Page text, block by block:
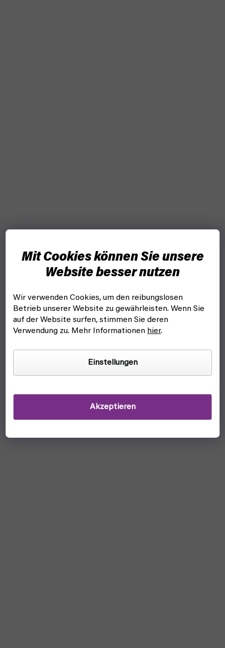
Mit Cookies können Sie unsere
Website besser nutzen
Wir verwenden Cookies, um den reibungslosen
Betrieb unserer Website zu gewährleisten. Wenn Sie
auf der Website surfen, stimmen Sie deren
Verwendung zu. Mehr Informationen hier.
Einstellungen
Akzeptieren